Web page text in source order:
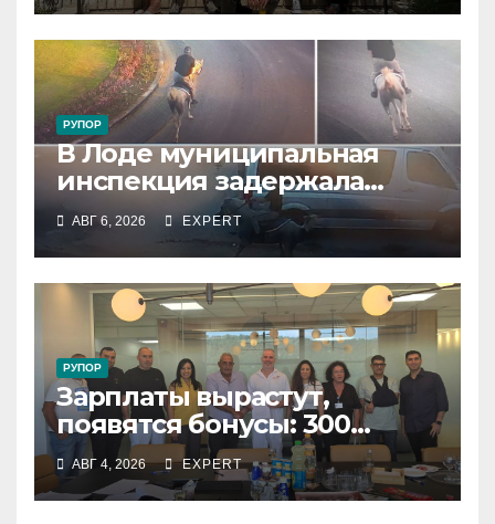
РУПОР
В Лоде муниципальная
инспекция задержала
подростка, устроившего
опасную скачку на лошади
по улицам города
АВГ 6, 2026 EXPERT
РУПОР
Зарплаты вырастут,
появятся бонусы: 300
сотрудников «Штраус»
получили новый
коллективный договор
АВГ 4, 2026 EXPERT